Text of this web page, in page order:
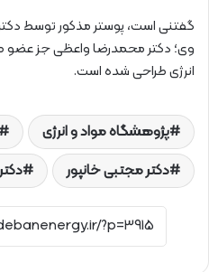
گفتنی است، پوستر مذکور توسط
وی؛ دکتر محمدرضا واعظی جز عضو
انرژی طراحی شده است.
پژوهشگاه مواد و انرژی
دکتر مجتبی خانپور